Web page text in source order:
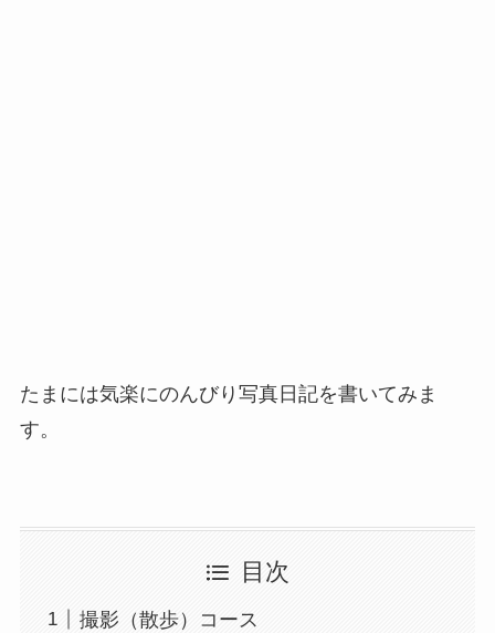
たまには気楽にのんびり写真日記を書いてみま
す。
目次
撮影（散歩）コース